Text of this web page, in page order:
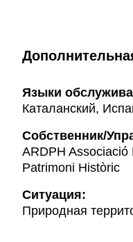
Языки
Каталанский,
Собственник/
ARDPH Associació
Patrimoni Històric
Ситуация:
Природная